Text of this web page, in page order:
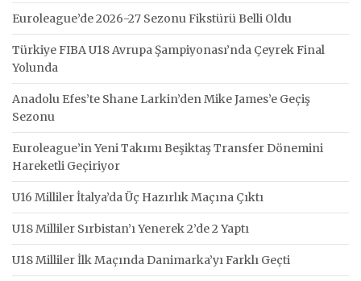
Euroleague’de 2026-27 Sezonu Fikstürü Belli Oldu
Türkiye FIBA U18 Avrupa Şampiyonası’nda Çeyrek Final
Yolunda
Anadolu Efes’te Shane Larkin’den Mike James’e Geçiş
Sezonu
Euroleague’in Yeni Takımı Beşiktaş Transfer Dönemini
Hareketli Geçiriyor
U16 Milliler İtalya’da Üç Hazırlık Maçına Çıktı
U18 Milliler Sırbistan’ı Yenerek 2’de 2 Yaptı
U18 Milliler İlk Maçında Danimarka’yı Farklı Geçti